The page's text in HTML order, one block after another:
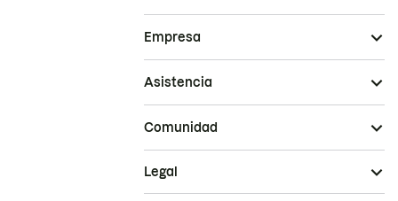
Empresa
Asistencia
Comunidad
Legal